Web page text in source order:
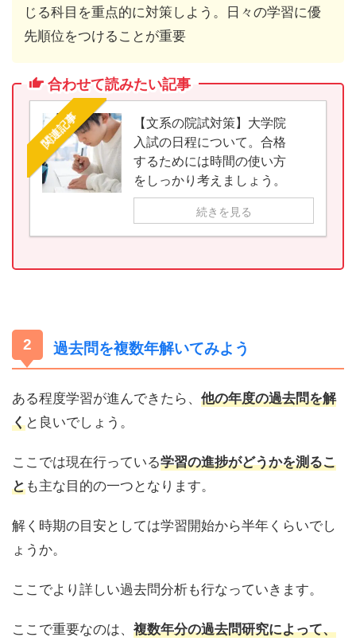
じる科目を重点的に対策しよう。日々の学習に優
先順位をつけることが重要
合わせて読みたい記事
関連記事
【文系の院試対策】大学院
入試の日程について。合格
するためには時間の使い方
をしっかり考えましょう。
続きを見る
過去問を複数年解いてみよう
ある程度学習が進んできたら、 他の年度の過去問を解
くと良いでしょう。
ここでは現在行っている学習の進捗がどうかを測るこ
とも主な目的の一つとなります。
解く時期の目安としては学習開始から半年くらいでし
ょうか。
ここでより詳しい過去問分析も行なっていきます。
ここで重要なのは、 複数年分の過去問研究によって、